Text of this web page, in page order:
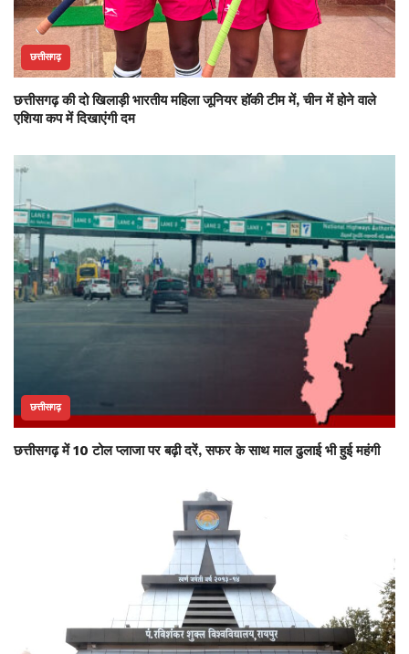
छत्तीसगढ़
छत्तीसगढ़ की दो खिलाड़ी भारतीय महिला जूनियर हॉकी टीम में, चीन में होने वाले
एशिया कप में दिखाएंगी दम
छत्तीसगढ़
छत्तीसगढ़ में 10 टोल प्लाजा पर बढ़ी दरें, सफर के साथ माल ढुलाई भी हुई महंगी